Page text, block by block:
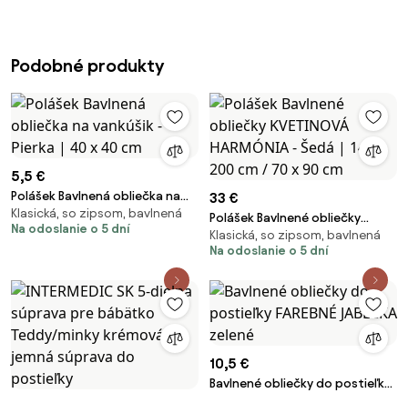
Podobné produkty
5,5 €
Polášek Bavlnená obliečka na
vankúšik - Pierka | 40 x 40 cm
Klasická, so zipsom, bavlnená
Na odoslanie o 5 dní
33 €
Polášek Bavlnené obliečky
KVETINOVÁ HARMÓNIA - Šedá |
140 x 200 cm / 70 x 90 cm
Klasická, so zipsom, bavlnená
Na odoslanie o 5 dní
10,5 €
Bavlnené obliečky do postieľky